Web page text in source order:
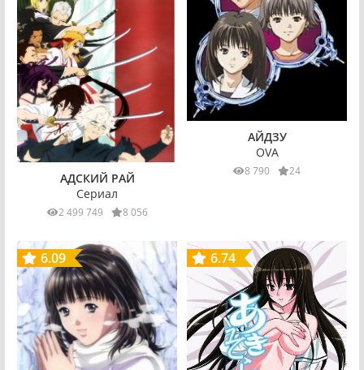
АДСКИЙ РАЙ
Сериал
2 499 749 8 056
АЙДЗУ
OVA
8 790 24
6.09 6.74